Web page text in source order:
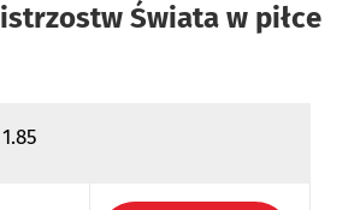
Świata w piłce